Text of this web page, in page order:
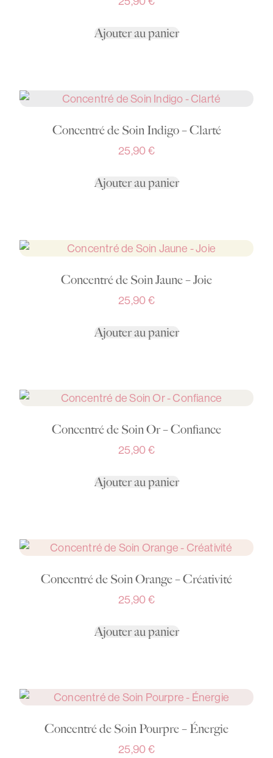
Ajouter au panier
Concentré de Soin Indigo – Clarté
25,90€
Ajouter au panier
Concentré de Soin Jaune – Joie
25,90€
Ajouter au panier
Concentré de Soin Or – Confiance
25,90€
Ajouter au panier
Concentré de Soin Orange – Créativité
25,90€
Ajouter au panier
Concentré de Soin Pourpre – Énergie
25,90€